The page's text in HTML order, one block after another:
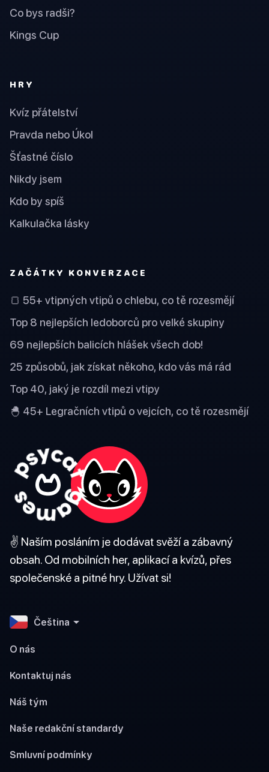
Co bys radši?
Kings Cup
HRY
Kvíz přátelství
Pravda nebo Úkol
Šťastné číslo
Nikdy jsem
Kdo by spíš
Kalkulačka lásky
ZAČÁTKY KONVERZACE
🍞 55+ vtipných vtipů o chlebu, co tě rozesmějí
Top 8 nejlepších ledoborců pro velké skupiny
69 nejlepších balicích hlášek všech dob!
25 způsobů, jak získat někoho, kdo vás má rád
Top 40, jaký je rozdíl mezi vtipy
🐣 45+ Legračních vtipů o vejcích, co tě rozesmějí
✌️ Naším posláním je dodávat svěží a zábavný
obsah. Od mobilních her, aplikací a kvízů, přes
společenské a pitné hry. Užívat si!
Čeština
O nás
Kontaktuj nás
Náš tým
Naše redakční standardy
Smluvní podmínky